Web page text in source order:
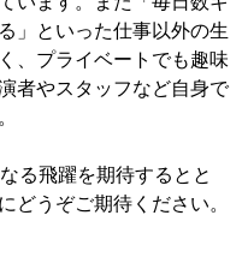
」といった仕事以外の生
、プライベートでも趣味
者やスタッフなど自身で
る飛躍を期待するとと
どうぞご期待ください。